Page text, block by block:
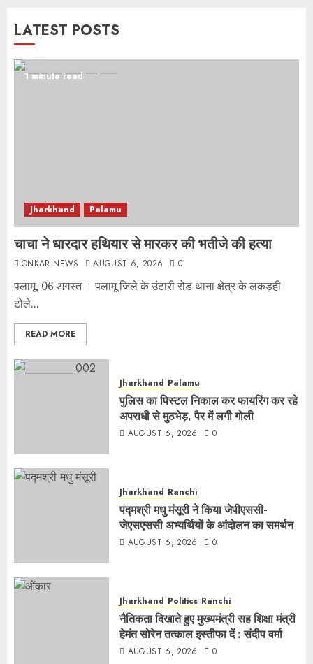
LATEST POSTS
1 minute read
Jharkhand Palamu
चाचा ने धारदार हथियार से मारकर की भतीजे की हत्या
ONKAR NEWS AUGUST 6, 2026 0
पलामू, 06 अगस्त । पलामू जिले के उंटारी रोड थाना क्षेत्र के लकड़ही
टोले...
READ MORE
Jharkhand Palamu
पुलिस का पिस्टल निकाल कर फायरिंग कर रहे
अपराधी से मुठभेड़, पैर में लगी गोली
AUGUST 6, 2026 0
Jharkhand Ranchi
पद्मश्री मधु मंसूरी ने किया जेपीएससी-
जेएसएससी अभ्यर्थियों के आंदोलन का समर्थन
AUGUST 6, 2026 0
Jharkhand Politics Ranchi
नैतिकता दिखाते हुए मुख्यमंत्री सह शिक्षा मंत्री
हेमंत सोरेन तत्काल इस्तीफा दें : संदीप वर्मा
AUGUST 6, 2026 0